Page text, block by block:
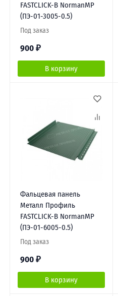
FASTCLICK-В NormanMP
(ПЭ-01-3005-0.5)
Под заказ
900 ₽
В корзину
Фальцевая панель
Металл Профиль
FASTCLICK-В NormanMP
(ПЭ-01-6005-0.5)
Под заказ
900 ₽
В корзину